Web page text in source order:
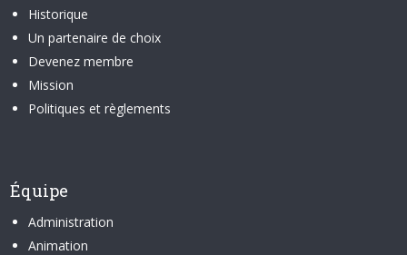
Historique
Un partenaire de choix
Devenez membre
Mission
Politiques et règlements
Équipe
Administration
Animation